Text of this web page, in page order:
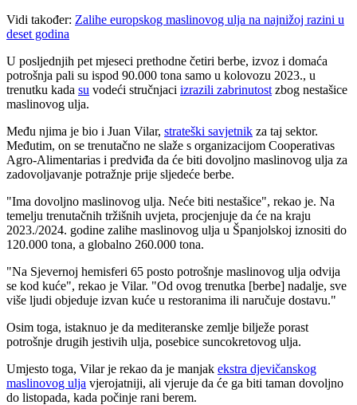
Vidi također: Zalihe europskog maslinovog ulja na najnižoj razini u
deset godina
U posljednjih pet mjeseci prethodne četiri berbe, izvoz i domaća
potrošnja pali su ispod 90.000 tona samo u kolovozu 2023., u
trenutku kada su vodeći stručnjaci izrazili zabrinutost zbog nestašice
maslinovog ulja.
Među njima je bio i Juan Vilar, strateški savjetnik za taj sektor.
Međutim, on se trenutačno ne slaže s organizacijom Cooperativas
Agro-Alimentarias i predviđa da će biti dovoljno maslinovog ulja za
zadovoljavanje potražnje prije sljedeće berbe.
"Ima dovoljno maslinovog ulja. Neće biti nestašice", rekao je. Na
temelju trenutačnih tržišnih uvjeta, procjenjuje da će na kraju
2023./2024. godine zalihe maslinovog ulja u Španjolskoj iznositi do
120.000 tona, a globalno 260.000 tona.
"Na Sjevernoj hemisferi 65 posto potrošnje maslinovog ulja odvija
se kod kuće", rekao je Vilar. "Od ovog trenutka [berbe] nadalje, sve
više ljudi objeduje izvan kuće u restoranima ili naručuje dostavu."
Osim toga, istaknuo je da mediteranske zemlje bilježe porast
potrošnje drugih jestivih ulja, posebice suncokretovog ulja.
Umjesto toga, Vilar je rekao da je manjak ekstra djevičanskog
maslinovog ulja vjerojatniji, ali vjeruje da će ga biti taman dovoljno
do listopada, kada počinje rani berem.